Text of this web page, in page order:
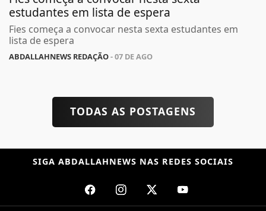
estudantes em lista de espera
Fies começa a convocar nesta sexta estudantes em
lista de espera
ABDALLAHNEWS REDAÇÃO- 07 DE AGO
TODAS AS POSTAGENS
SIGA ABDALLAHNEWS NAS REDES SOCIAIS